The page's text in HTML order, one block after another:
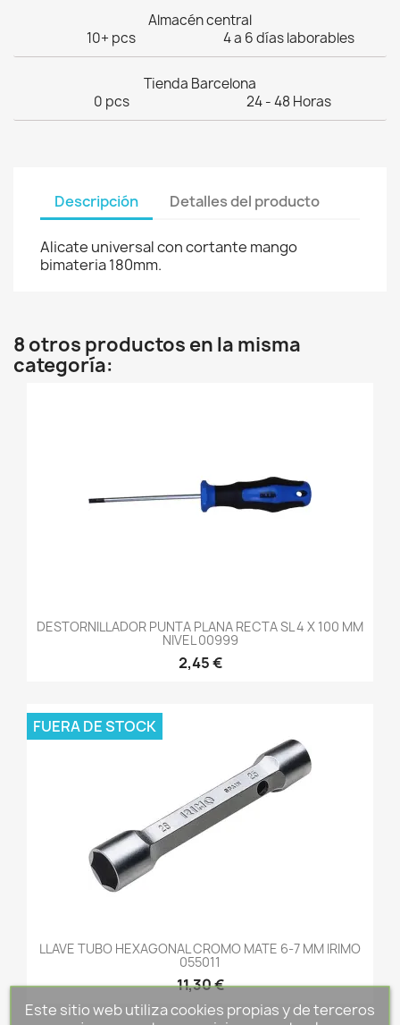
Almacén central
10+ pcs
4 a 6 días laborables
Tienda Barcelona
0 pcs
24 - 48 Horas
Descripción Detalles del producto
Alicate universal con cortante mango
bimateria 180mm.
8 otros productos en la misma
categoría:
DESTORNILLADOR PUNTA PLANA RECTA SL 4 X 100 MM
NIVEL 00999
2,45 €
LLAVE TUBO HEXAGONAL CROMO MATE 6-7 MM IRIMO
055011
11,30 €
FUERA DE STOCK
Este sitio web utiliza cookies propias y de terceros